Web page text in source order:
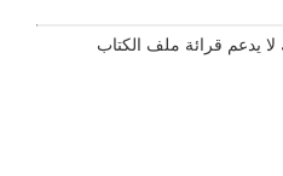
يدعم قرائة ملف الكتاب